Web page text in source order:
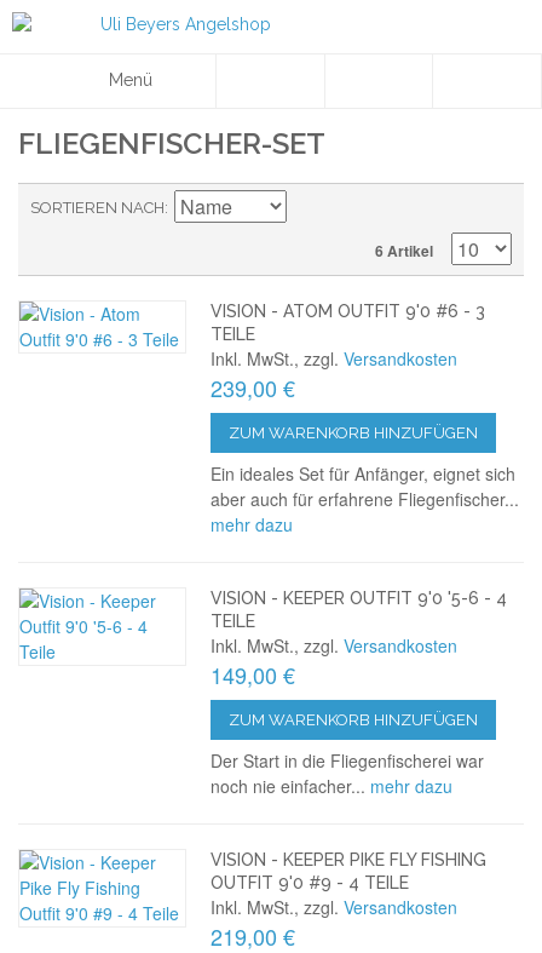
Menü
FLIEGENFISCHER-SET
SORTIEREN NACH
6 Artikel
VISION - ATOM OUTFIT 9'0 #6 - 3
TEILE
Inkl. MwSt., zzgl.Versandkosten
239,00 €
ZUM WARENKORB HINZUFÜGEN
Ein ideales Set für Anfänger, eignet sich
aber auch für erfahrene Fliegenfischer...
mehr dazu
VISION - KEEPER OUTFIT 9'0 '5-6 - 4
TEILE
Inkl. MwSt., zzgl.Versandkosten
149,00 €
ZUM WARENKORB HINZUFÜGEN
Der Start in die Fliegenfischerei war
noch nie einfacher... mehr dazu
VISION - KEEPER PIKE FLY FISHING
OUTFIT 9'0 #9 - 4 TEILE
Inkl. MwSt., zzgl.Versandkosten
219,00 €